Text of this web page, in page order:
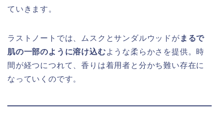
ていきます。
ラストノートでは、ムスクとサンダルウッドが まるで
肌の一部のように溶け込むような柔らかさを提供。時
間が経つにつれて、香りは着用者と分かち難い存在に
なっていくのです。